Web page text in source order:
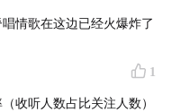
情歌在这边已经火爆炸了
1
收听人数占比关注人数）